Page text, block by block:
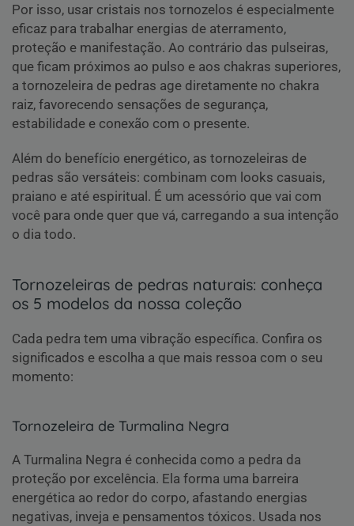
Por isso, usar cristais nos tornozelos é especialmente
eficaz para trabalhar energias de aterramento,
proteção e manifestação. Ao contrário das pulseiras,
que ficam próximos ao pulso e aos chakras superiores,
a tornozeleira de pedras age diretamente no chakra
raiz, favorecendo sensações de segurança,
estabilidade e conexão com o presente.
Além do benefício energético, as tornozeleiras de
pedras são versáteis: combinam com looks casuais,
praiano e até espiritual. É um acessório que vai com
você para onde quer que vá, carregando a sua intenção
o dia todo.
Tornozeleiras de pedras naturais: conheça
os 5 modelos da nossa coleção
Cada pedra tem uma vibração específica. Confira os
significados e escolha a que mais ressoa com o seu
momento:
Tornozeleira de Turmalina Negra
A Turmalina Negra é conhecida como a pedra da
proteção por excelência. Ela forma uma barreira
energética ao redor do corpo, afastando energias
negativas, inveja e pensamentos tóxicos. Usada nos